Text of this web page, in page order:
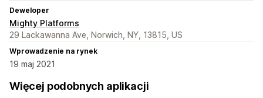
Deweloper
Mighty Platforms
29 Lackawanna Ave, Norwich, NY, 13815, US
Wprowadzenie na rynek
19 maj 2021
Więcej podobnych aplikacji